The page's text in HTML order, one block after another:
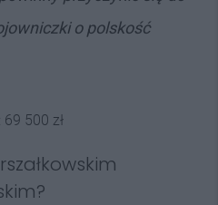
o polskość
500 zł